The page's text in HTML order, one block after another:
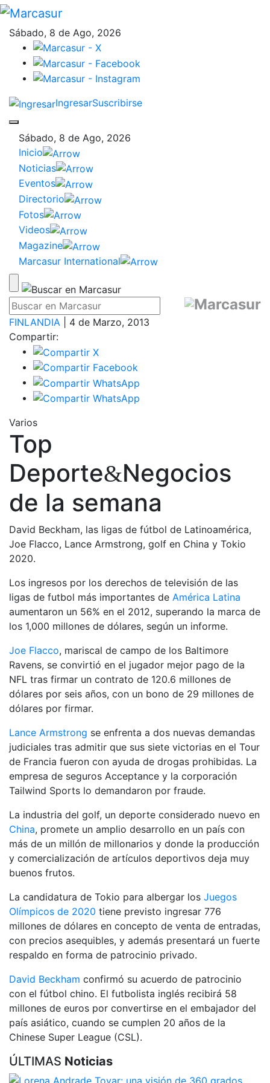
Sábado, 8 de Ago, 2026
IngresarSuscribirse
Sábado, 8 de Ago, 2026
Inicio
Noticias
Eventos
Directorio
Fotos
Videos
Magazine
Marcasur International
FINLANDIA | 4 de Marzo, 2013
Compartir:
Varios
Top
Deporte&Negocios
de la semana
David Beckham, las ligas de fútbol de Latinoamérica,
Joe Flacco, Lance Armstrong, golf en China y Tokio
2020.
Los ingresos por los derechos de televisión de las
ligas de futbol más importantes de América Latina
aumentaron un 56% en el 2012, superando la marca de
los 1,000 millones de dólares, según un informe.
Joe Flacco, mariscal de campo de los Baltimore
Ravens, se convirtió en el jugador mejor pago de la
NFL tras firmar un contrato de 120.6 millones de
dólares por seis años, con un bono de 29 millones de
dólares por firmar.
Lance Armstrong se enfrenta a dos nuevas demandas
judiciales tras admitir que sus siete victorias en el Tour
de Francia fueron con ayuda de drogas prohibidas. La
empresa de seguros Acceptance y la corporación
Tailwind Sports lo demandaron por fraude.
La industria del golf, un deporte considerado nuevo en
China, promete un amplio desarrollo en un país con
más de un millón de millonarios y donde la producción
y comercialización de artículos deportivos deja muy
buenos frutos.
La candidatura de Tokio para albergar los Juegos
Olímpicos de 2020 tiene previsto ingresar 776
millones de dólares en concepto de venta de entradas,
con precios asequibles, y además presentará un fuerte
respaldo en forma de patrocinio privado.
David Beckham confirmó su acuerdo de patrocinio
con el fútbol chino. El futbolista inglés recibirá 58
millones de euros por convertirse en el embajador del
país asiático, cuando se cumplen 20 años de la
Chinese Super League (CSL).
ÚLTIMAS Noticias